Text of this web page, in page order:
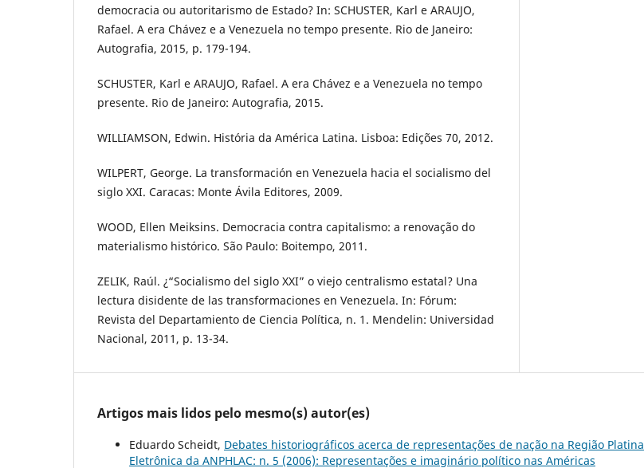
democracia ou autoritarismo de Estado? In: SCHUSTER, Karl e ARAUJO,
Rafael. A era Chávez e a Venezuela no tempo presente. Rio de Janeiro:
Autografia, 2015, p. 179-194.
SCHUSTER, Karl e ARAUJO, Rafael. A era Chávez e a Venezuela no tempo
presente. Rio de Janeiro: Autografia, 2015.
WILLIAMSON, Edwin. História da América Latina. Lisboa: Edições 70, 2012.
WILPERT, George. La transformación en Venezuela hacia el socialismo del
siglo XXI. Caracas: Monte Ávila Editores, 2009.
WOOD, Ellen Meiksins. Democracia contra capitalismo: a renovação do
materialismo histórico. São Paulo: Boitempo, 2011.
ZELIK, Raúl. ¿“Socialismo del siglo XXI” o viejo centralismo estatal? Una
lectura disidente de las transformaciones en Venezuela. In: Fórum:
Revista del Departamiento de Ciencia Política, n. 1. Mendelin: Universidad
Nacional, 2011, p. 13-34.
Artigos mais lidos pelo mesmo(s) autor(es)
Eduardo Scheidt, Debates historiográficos acerca de representações de nação na Região Platina
Eletrônica da ANPHLAC: n. 5 (2006): Representações e imaginário político nas Américas